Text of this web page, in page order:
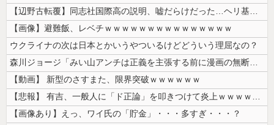
【辺野古転覆】同志社国際高の説明、嘘だらけだった…ヘリ基地反対協議会の...
【画像】避難飯、レベチｗｗｗｗｗｗｗｗｗｗｗｗｗｗｗ
ウクライナの次は日本とかいうやついるけどどういう理屈なの？
森川ジョージ「みい山アンチは正義を主張する前に漫画の無断転載をやめろよ...
【動画】 新型のさすまた、限界突破ｗｗｗｗｗｗ
【悲報】 有吉、一般人に「ド正論」を叩きつけて炎上ｗｗｗｗｗｗｗｗ
【画像あり】えっ、ワイ氏の「貯金」・・・多すぎ・・・？